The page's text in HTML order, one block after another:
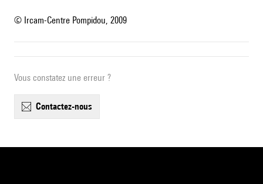
© Ircam-Centre Pompidou, 2009
Vous constatez une erreur ?
contactez-nous